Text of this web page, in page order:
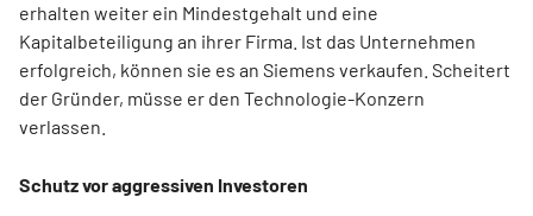
erhalten weiter ein Mindestgehalt und eine
Kapitalbeteiligung an ihrer Firma. Ist das Unternehmen
erfolgreich, können sie es an Siemens verkaufen. Scheitert
der Gründer, müsse er den Technologie-Konzern
verlassen.
Schutz vor aggressiven Investoren